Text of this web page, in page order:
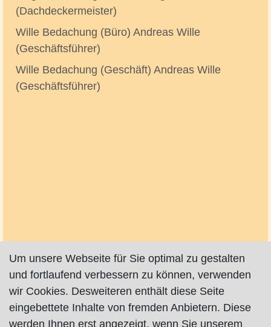
(Dachdeckermeister)
Wille Bedachung (Büro) Andreas Wille
(Geschäftsführer)
Wille Bedachung (Geschäft) Andreas Wille
(Geschäftsführer)
Um unsere Webseite für Sie optimal zu gestalten
und fortlaufend verbessern zu können, verwenden
wir Cookies. Desweiteren enthält diese Seite
eingebettete Inhalte von fremden Anbietern. Diese
werden Ihnen erst angezeigt, wenn Sie unserem